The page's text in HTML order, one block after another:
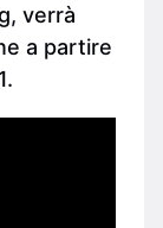
verrà
a partire